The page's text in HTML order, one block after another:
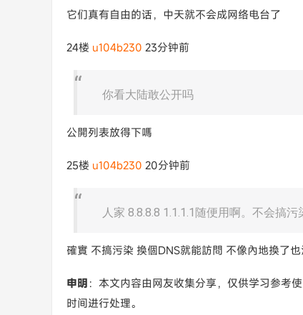
它们真有自由的话，中天就不会成网络电台了
24楼 u104b230 23分钟前
你看大陆敢公开吗
公開列表放得下嗎
25楼 u104b230 20分钟前
人家 8.8.8.8 1.1.1.1随便用啊。不会搞
確實 不搞污染 換個DNS就能訪問 不像內地換了
申明 ：本文内容由网友收集分享，仅供学习参考
时间进行处理。